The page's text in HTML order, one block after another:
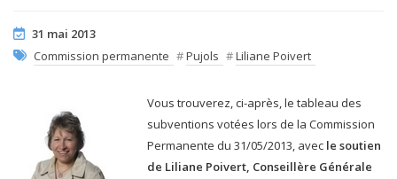
31 mai 2013
Commission permanente #Pujols #Liliane Poivert
Vous trouverez, ci-après, le tableau des
subventions votées lors de la Commission
Permanente du 31/05/2013, avec le soutien
de Liliane Poivert, Conseillère Générale